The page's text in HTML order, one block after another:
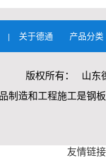
关于德通 产品分类
版权所有： 山东
制造和工程施工是钢
友情链